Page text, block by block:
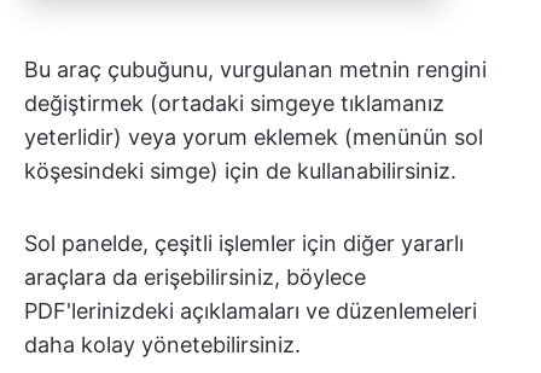
Bu araç çubuğunu, vurgulanan metnin rengini
değiştirmek (ortadaki simgeye tıklamanız
yeterlidir) veya yorum eklemek (menünün sol
köşesindeki simge) için de kullanabilirsiniz.
Sol panelde, çeşitli işlemler için diğer yararlı
araçlara da erişebilirsiniz, böylece
PDF'lerinizdeki açıklamaları ve düzenlemeleri
daha kolay yönetebilirsiniz.